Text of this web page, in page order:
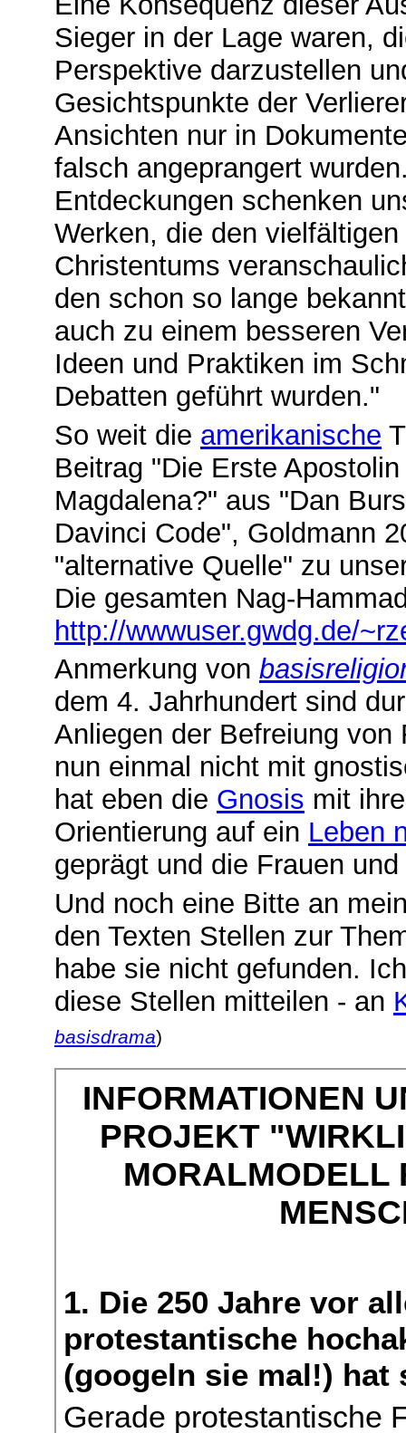
Sieger in der Lage waren,
Perspektive darzustellen
Gesichtspunkte der
Ansichten nur in
falsch angeprangert
Entdeckungen schenken
Werken, die den
Christentums
den schon so lange
auch zu einem besseren
Ideen und Praktiken im
Debatten geführt wurden."
So weit die amerikanische
Beitrag "Die Erste
Magdalena?" aus "Dan
Davinci Code", Goldmann
"alternative Quelle" zu
Die gesamten Nag-
http://wwwuser.gwdg.de/
Anmerkung von
dem 4. Jahrhundert sind
Anliegen der Befreiung
nun einmal nicht mit
hat eben die Gnosis mit
Orientierung auf ein Leben
geprägt und die Frauen
Und noch eine Bitte an
den Texten Stellen zur
habe sie nicht gefunden.
diese Stellen mitteilen - an
basisdrama)